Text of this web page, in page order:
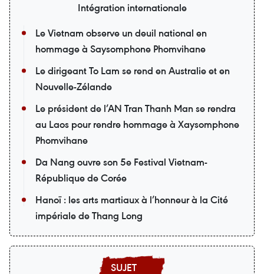
Intégration internationale
Le Vietnam observe un deuil national en
hommage à Saysomphone Phomvihane
Le dirigeant To Lam se rend en Australie et en
Nouvelle-Zélande
Le président de l’AN Tran Thanh Man se rendra
au Laos pour rendre hommage à Xaysomphone
Phomvihane
Da Nang ouvre son 5e Festival Vietnam-
République de Corée
Hanoï : les arts martiaux à l’honneur à la Cité
impériale de Thang Long